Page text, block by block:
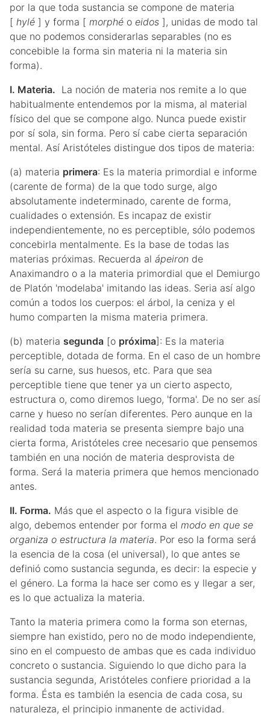
por la que toda sustancia se compone de materia
[ hylé ] y forma [ morphé o eidos ], unidas de modo tal
que no podemos considerarlas separables (no es
concebible la forma sin materia ni la materia sin
forma).
I. Materia. La noción de materia nos remite a lo que
habitualmente entendemos por la misma, al material
físico del que se compone algo. Nunca puede existir
por sí sola, sin forma. Pero sí cabe cierta separación
mental. Así Aristóteles distingue dos tipos de materia:
(a) materia primera: Es la materia primordial e informe
(carente de forma) de la que todo surge, algo
absolutamente indeterminado, carente de forma,
cualidades o extensión. Es incapaz de existir
independientemente, no es perceptible, sólo podemos
concebirla mentalmente. Es la base de todas las
materias próximas. Recuerda al ápeiron de
Anaximandro o a la materia primordial que el Demiurgo
de Platón 'modelaba' imitando las ideas. Seria así algo
común a todos los cuerpos: el árbol, la ceniza y el
humo comparten la misma materia primera.
(b) materia segunda [o próxima]: Es la materia
perceptible, dotada de forma. En el caso de un hombre
sería su carne, sus huesos, etc. Para que sea
perceptible tiene que tener ya un cierto aspecto,
estructura o, como diremos luego, 'forma'. De no ser así
carne y hueso no serían diferentes. Pero aunque en la
realidad toda materia se presenta siempre bajo una
cierta forma, Aristóteles cree necesario que pensemos
también en una noción de materia desprovista de
forma. Será la materia primera que hemos mencionado
antes.
II. Forma. Más que el aspecto o la figura visible de
algo, debemos entender por forma el modo en que se
organiza o estructura la materia. Por eso la forma será
la esencia de la cosa (el universal), lo que antes se
definió como sustancia segunda, es decir: la especie y
el género. La forma la hace ser como es y llegar a ser,
es lo que actualiza la materia.
Tanto la materia primera como la forma son eternas,
siempre han existido, pero no de modo independiente,
sino en el compuesto de ambas que es cada individuo
concreto o sustancia. Siguiendo lo que dicho para la
sustancia segunda, Aristóteles confiere prioridad a la
forma. Ésta es también la esencia de cada cosa, su
naturaleza, el principio inmanente de actividad.